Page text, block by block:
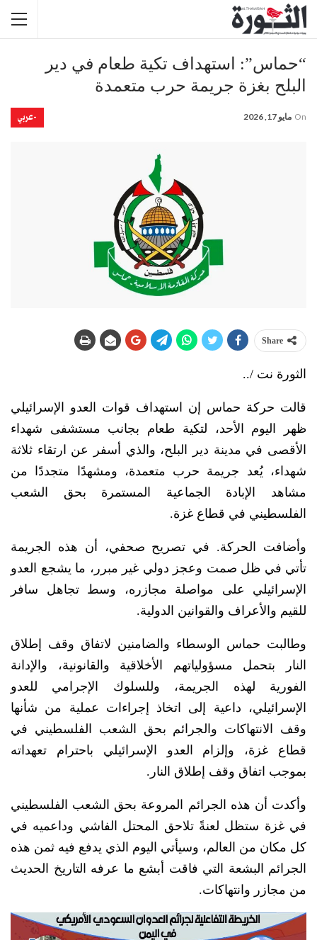
“حماس”: استهداف تكية طعام في دير
البلح بغزة جريمة حرب متعمدة
-عربي On مايو 17, 2026
Share
الثورة نت /..
قالت حركة حماس إن استهداف قوات العدو الإسرائيلي
ظهر اليوم الأحد، لتكية طعام بجانب مستشفى شهداء
الأقصى في مدينة دير البلح، والذي أسفر عن ارتقاء ثلاثة
شهداء، يُعد جريمة حرب متعمدة، ومشهدًا متجددًا من
مشاهد الإبادة الجماعية المستمرة بحق الشعب
الفلسطيني في قطاع غزة.
وأضافت الحركة. في تصريح صحفي، أن هذه الجريمة
تأتي في ظل صمت وعجز دولي غير مبرر، ما يشجع العدو
الإسرائيلي على مواصلة مجازره، وسط تجاهل سافر
للقيم والأعراف والقوانين الدولية.
وطالبت حماس الوسطاء والضامنين لاتفاق وقف إطلاق
النار بتحمل مسؤولياتهم الأخلاقية والقانونية، والإدانة
الفورية لهذه الجريمة، وللسلوك الإجرامي للعدو
الإسرائيلي، داعية إلى اتخاذ إجراءات عملية من شأنها
وقف الانتهاكات والجرائم بحق الشعب الفلسطيني في
قطاع غزة، وإلزام العدو الإسرائيلي باحترام تعهداته
بموجب اتفاق وقف إطلاق النار.
وأكدت أن هذه الجرائم المروعة بحق الشعب الفلسطيني
في غزة ستظل لعنةً تلاحق المحتل الفاشي وداعميه في
كل مكان من العالم، وسيأتي اليوم الذي يدفع فيه ثمن هذه
الجرائم البشعة التي فاقت أبشع ما عرفه التاريخ الحديث
من مجازر وانتهاكات.